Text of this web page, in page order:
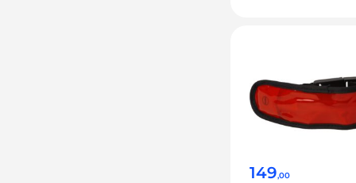
149,00